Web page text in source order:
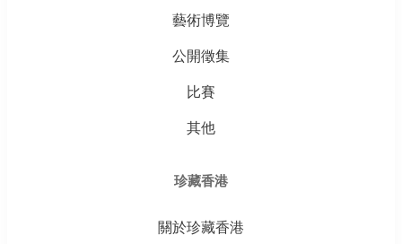
藝術博覽
公開徵集
比賽
其他
珍藏香港
關於珍藏香港